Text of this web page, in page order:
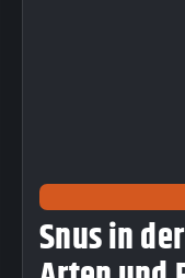
Snus in